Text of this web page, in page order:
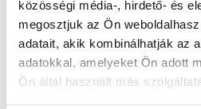
közösségi média-, hirdető- és
megosztjuk az Ön
adatait, akik kombinálhatják az
adatokkal, amelyeket Ön adott
Ön által használt más
Főoldal Klinikák
Andrológus, Budapest, II. kerület